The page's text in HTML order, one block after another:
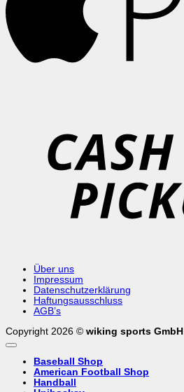
Über uns
Impressum
Datenschutzerklärung
Haftungsausschluss
AGB’s
Copyright 2026 © wiking sports GmbH
Baseball Shop
American Football Shop
Handball